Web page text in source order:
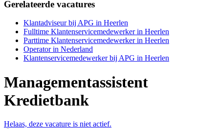
Gerelateerde vacatures
Klantadviseur bij APG in Heerlen
Fulltime Klantenservicemedewerker in Heerlen
Parttime Klantenservicemedewerker in Heerlen
Operator in Nederland
Klantenservicemedewerker bij APG in Heerlen
Managementassistent
Kredietbank
Helaas, deze vacature is niet actief.